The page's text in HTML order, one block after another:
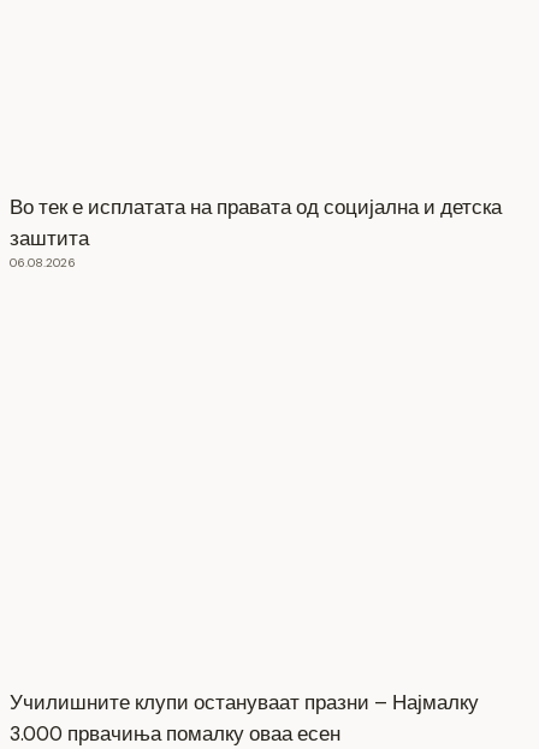
Во тек е исплатата на правата од социјална и детска
заштита
06.08.2026
Училишните клупи остануваат празни – Најмалку
3.000 првачиња помалку оваа есен